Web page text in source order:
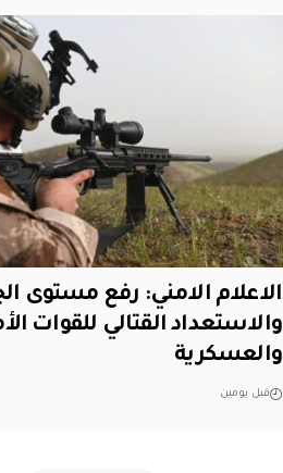
الاعلام الامني: رفع مستوى
والاستعداد القتالي للقوات
والعسكرية
قبل يومين